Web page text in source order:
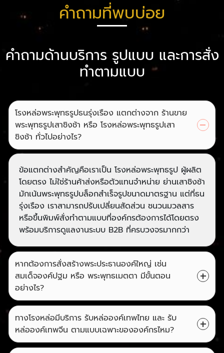
คำถามที่พบบ่อย
คำถามด้านบริการ รูปแบบ และการสั่ง
ทำตามแบบ
โรงหล่อพระพุทธรูปธนรุ่งเรือง แตกต่างจาก ร้านขาย
พระพุทธรูปเสาชิงช้า หรือ โรงหล่อพระพุทธรูปเสา
ชิงช้า ทั่วไปอย่างไร?
ข้อแตกต่างสำคัญคือเราเป็น โรงหล่อพระพุทธรูป ผู้ผลิต
โดยตรง ไม่ใช่ร้านค้าส่งหรือตัวแทนจำหน่าย ย่านเสาชิงช้า
มักเน้นพระพุทธรูปบล็อกสำเร็จรูปขนาดมาตรฐาน แต่ที่ธน
รุ่งเรือง เราสามารถปรับเปลี่ยนสัดส่วน ชนวนมวลสาร
หรือขึ้นพิมพ์สั่งทำตามแบบที่องค์กรต้องการได้โดยตรง
พร้อมบริการดูแลงานระบบ B2B ที่ครบวงจรมากกว่า
หากต้องการสั่งสร้างพระประธานองค์ใหญ่ เช่น
สมเด็จองค์ปฐม หรือ พระพุทธเมตตา มีขั้นตอน
อย่างไร?
ทางโรงหล่อมีบริการ รับหล่อองค์เทพไทย และ รับ
หล่อองค์เทพจีน ตามแบบเฉพาะขององค์กรไหม?